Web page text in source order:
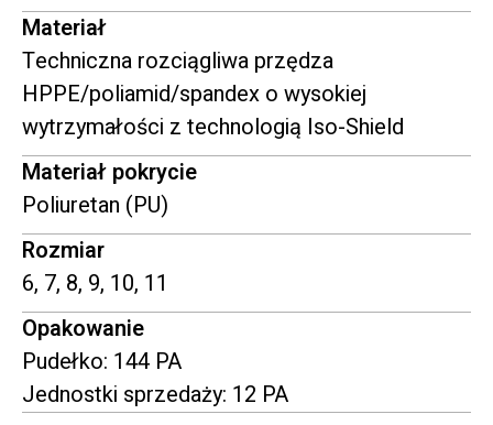
Materiał
Techniczna rozciągliwa przędza
HPPE/poliamid/spandex o wysokiej
wytrzymałości z technologią Iso-Shield
Materiał pokrycie
Poliuretan (PU)
Rozmiar
6, 7, 8, 9, 10, 11
Opakowanie
Pudełko: 144 PA
Jednostki sprzedaży: 12 PA